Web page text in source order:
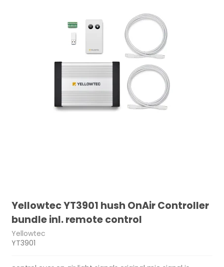
Yellowtec YT3901 hush OnAir Controller
bundle inl. remote control
Yellowtec
YT3901